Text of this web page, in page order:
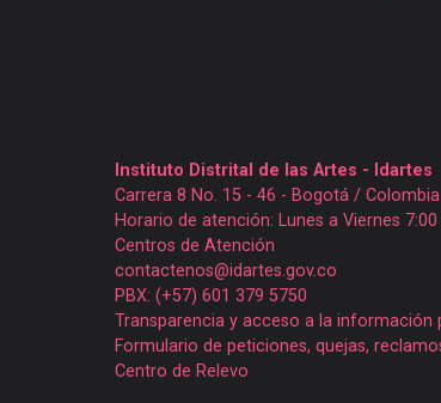
Instituto Distrital de las Artes - Idartes
Carrera 8 No. 15 - 46 - Bogotá / Colombia
Horario de atención: Lunes a Viernes 7:00
Centros de Atención
contactenos@idartes.gov.co
PBX: (+57) 601 379 5750
Transparencia y acceso a la información
Formulario de peticiones, quejas,
Centro de Relevo